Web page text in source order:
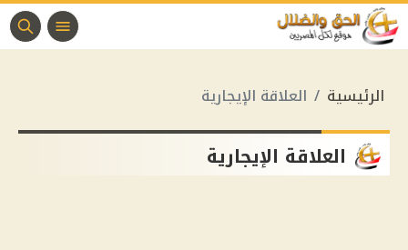
الرئيسية العلاقة الإيجارية
العلاقة الإيجارية